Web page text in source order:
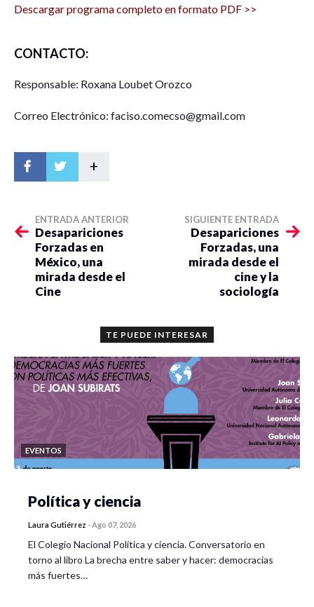
Descargar programa completo en formato PDF >>
CONTACTO:
Responsable: Roxana Loubet Orozco
Correo Electrónico: faciso.comecso@gmail.com
+
ENTRADA ANTERIOR
Desapariciones
Forzadas en
México, una
mirada desde el
Cine
SIGUIENTE ENTRADA
Desapariciones
Forzadas, una
mirada desde el
cine y la
sociología
TE PUEDE INTERESAR
EVENTOS
Política y ciencia
Laura Gutiérrez -Ago 07, 2026
El Colegio Nacional Política y ciencia. Conversatorio en
torno al libro La brecha entre saber y hacer: democracias
más fuertes…